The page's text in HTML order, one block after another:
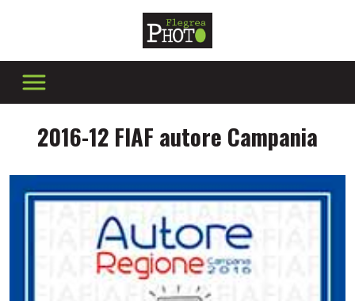
2016-12 FIAF autore Campania